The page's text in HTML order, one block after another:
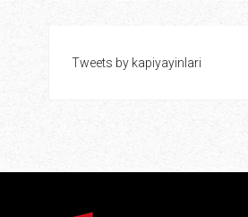
Tweets by kapiyayinlari